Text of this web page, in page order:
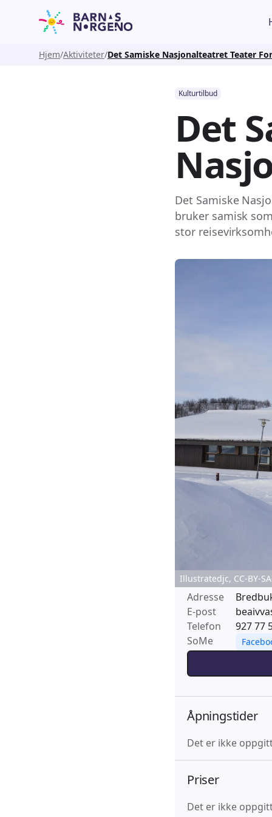
Hjem Aktiviteter Det Samiske Nasjonalteatret Teater
Kulturtilbud
Det
Det Samiske
bruker samisk
stor
Illustratedjc, CC-BY-
Adresse
E-post
Telefon
927 77
SoMe
Åpningstider
Det er ikke
Priser
Det er ikke